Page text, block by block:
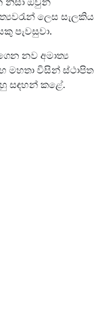
ලෙස සැලකිය
පැවසුවා.
නව අමාත්‍ය
මහතා විසින් ස්ථාපිත
සඳහන් කළේ.